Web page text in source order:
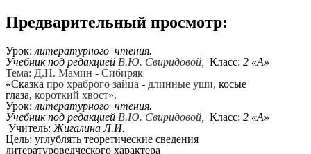
Предварительный просмотр:
Урок: литературного чтения.
Учебник под редакцией В.Ю. Свиридовой, Класс: 2 «А»
Тема: Д.Н. Мамин - Сибиряк
«Сказка про храброго зайца - длинные уши, косые
глаза, короткий хвост».
Урок: литературного чтения.
Учебник под редакцией В.Ю. Свиридовой, Класс: 2 «А»
Учитель: Жигалина Л.И.
Цель: углублять теоретические сведения
литературоведческого характера